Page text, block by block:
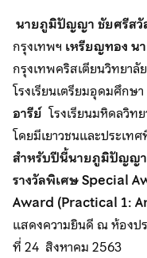
นายภูมิปัญญา ชัยศรีสวั
กรุงเทพฯ เหรียญทอง น
กรุงเทพคริสเตียนวิทยาลั
โรงเรียนเตรียมอุดมศึกษ
อารีย์ โรงเรียนมหิดลวิท
โดยมีเยาวชนและประเท
สำหรับปีนี้นายภูมิปัญญา
รางวัลพิเศษ Special
Award (Practical 1:
แสดงความยินดี ณ ห้องป
ที่ 24 สิงหาคม 2563